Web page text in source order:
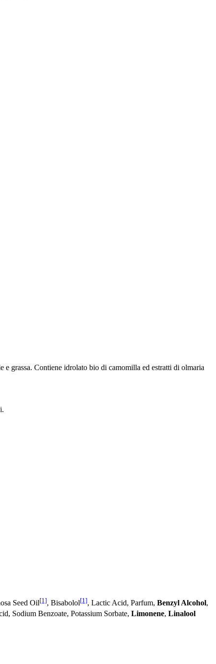
grassa. Contiene idrolato bio di camomilla ed estratti di olmaria
Seed Oil[1], Bisabolol[1], Lactic Acid, Parfum, Benzyl Alcohol,
Sodium Benzoate, Potassium Sorbate, Limonene, Linalool